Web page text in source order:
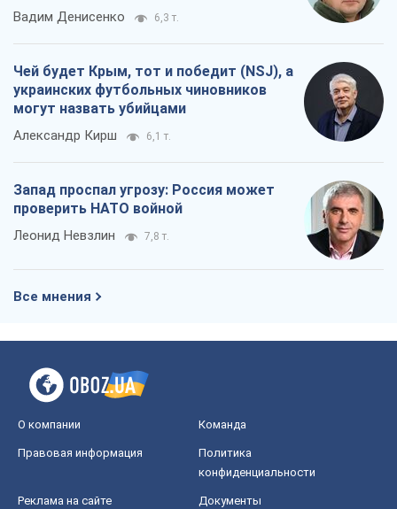
Вадим Денисенко 6,3 т.
Чей будет Крым, тот и победит (NSJ), а
украинских футбольных чиновников
могут назвать убийцами
Александр Кирш 6,1 т.
Запад проспал угрозу: Россия может
проверить НАТО войной
Леонид Невзлин 7,8 т.
Все мнения
О компании Команда
Правовая информация
Политика
конфиденциальности
Реклама на сайте Документы